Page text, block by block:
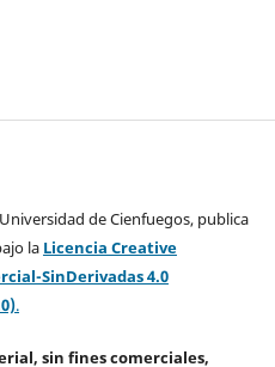
de Cienfuegos, publica
la Licencia Creative
SinDerivadas 4.0
.
sin fines comerciales,